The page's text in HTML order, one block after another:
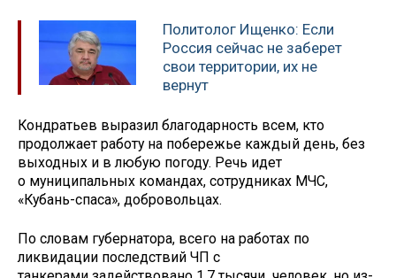
Политолог Ищенко: Если
Россия сейчас не заберет
свои территории, их не
вернут
Кондратьев выразил благодарность всем, кто
продолжает работу на побережье каждый день, без
выходных и в любую погоду. Речь идет
о муниципальных командах, сотрудниках МЧС,
«Кубань-спаса», добровольцах.
По словам губернатора, всего на работах по
ликвидации последствий ЧП с